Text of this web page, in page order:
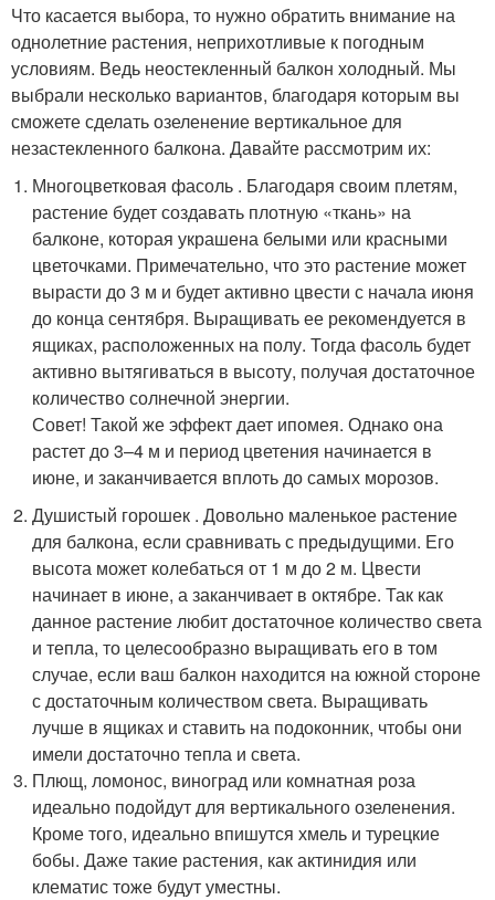
Что касается выбора, то нужно обратить внимание на
однолетние растения, неприхотливые к погодным
условиям. Ведь неостекленный балкон холодный. Мы
выбрали несколько вариантов, благодаря которым вы
сможете сделать озеленение вертикальное для
незастекленного балкона. Давайте рассмотрим их:
Многоцветковая фасоль . Благодаря своим плетям,
растение будет создавать плотную «ткань» на
балконе, которая украшена белыми или красными
цветочками. Примечательно, что это растение может
вырасти до 3 м и будет активно цвести с начала июня
до конца сентября. Выращивать ее рекомендуется в
ящиках, расположенных на полу. Тогда фасоль будет
активно вытягиваться в высоту, получая достаточное
количество солнечной энергии.
Совет! Такой же эффект дает ипомея. Однако она
растет до 3–4 м и период цветения начинается в
июне, и заканчивается вплоть до самых морозов.
Душистый горошек . Довольно маленькое растение
для балкона, если сравнивать с предыдущими. Его
высота может колебаться от 1 м до 2 м. Цвести
начинает в июне, а заканчивает в октябре. Так как
данное растение любит достаточное количество света
и тепла, то целесообразно выращивать его в том
случае, если ваш балкон находится на южной стороне
с достаточным количеством света. Выращивать
лучше в ящиках и ставить на подоконник, чтобы они
имели достаточно тепла и света.
Плющ, ломонос, виноград или комнатная роза
идеально подойдут для вертикального озеленения.
Кроме того, идеально впишутся хмель и турецкие
бобы. Даже такие растения, как актинидия или
клематис тоже будут уместны.